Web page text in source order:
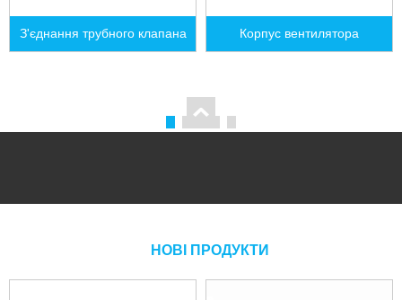
З'єднання трубного клапана Корпус вентилятора
НОВІ ПРОДУКТИ